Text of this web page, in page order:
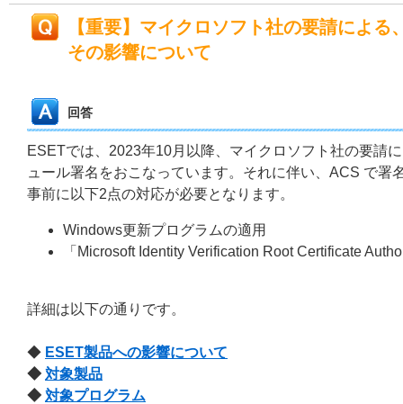
【重要】マイクロソフト社の要請によ
その影響について
回答
ESETでは、2023年10月以降、マイクロソフト社の要請
ュール署名をおこなっています。それに伴い、ACS で
事前に以下2点の対応が必要となります。
Windows更新プログラムの適用
「Microsoft Identity Verification Root Certificate
詳細は以下の通りです。
◆ ESET製品への影響について
◆ 対象製品
◆ 対象プログラム